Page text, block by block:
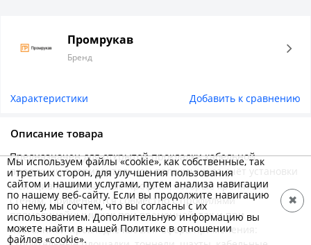
Промрукав
Бренд
Характеристики Добавить к сравнению
Описание товара
Предназначен для открытой прокладки кабельной
продукции в горизонтальном положении за счёт установки
в специализированные профиля, которые крепятся к
стенам. Применяются совместно с профилями
прямолинейными как при временной, так и при
постоянной прокладке кабеля. Сфера применения:
Мы используем файлы «cookie», как собственные, так
и третьих сторон, для улучшения пользования
сайтом и нашими услугами, путем анализа навигации
по нашему веб-сайту. Если вы продолжите навигацию
по нему, мы сочтем, что вы согласны с их
использованием. Дополнительную информацию вы
можете найти в нашей Политике в отношении
файлов «cookie».
✖